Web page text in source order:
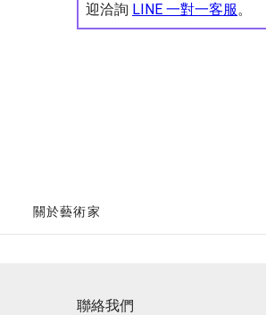
迎洽詢 LINE 一對一客服。
關於藝術家
聯絡我們